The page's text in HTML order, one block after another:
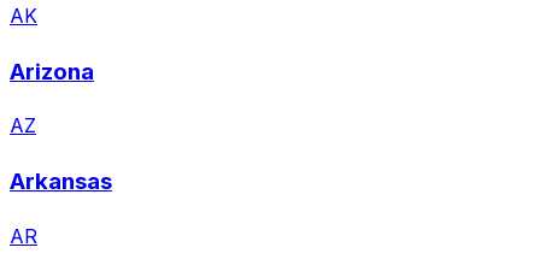
AK
Arizona
AZ
Arkansas
AR